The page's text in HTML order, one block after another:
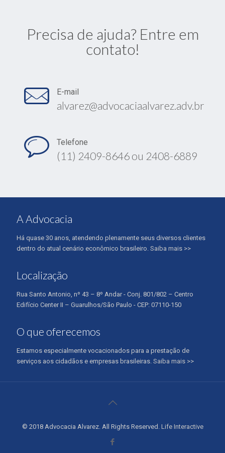
Precisa de ajuda? Entre em
contato!
E-mail
alvarez@advocaciaalvarez.adv.br
Telefone
(11) 2409-8646 ou 2408-6889
A Advocacia
Há quase 30 anos, atendendo plenamente seus diversos clientes
dentro do atual cenário econômico brasileiro. Saiba mais >>
Localização
Rua Santo Antonio, nº 43 – 8º Andar - Conj. 801/802 – Centro
Edifício Center II – Guarulhos/São Paulo - CEP: 07110-150
O que oferecemos
Estamos especialmente vocacionados para a prestação de
serviços aos cidadãos e empresas brasileiras. Saiba mais >>
© 2018 Advocacia Alvarez. All Rights Reserved. Life Interactive